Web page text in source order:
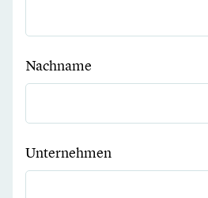
Nachname
Unternehmen